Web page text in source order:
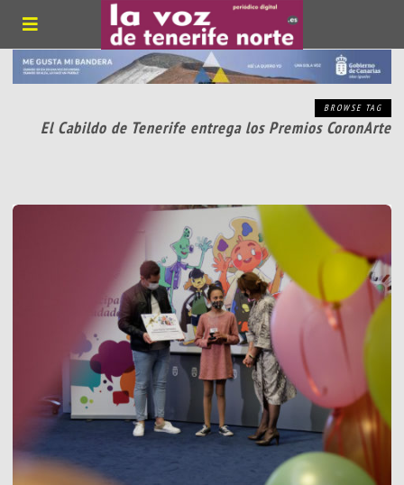
BROWSE TAG
El Cabildo de Tenerife entrega los Premios CoronArte